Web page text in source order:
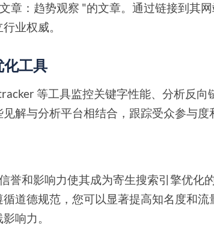
章：趋势观察 "的文章。通过链接到其
业权威。
化工具
等工具监控关键字性能、分析反
解与分析平台相结合，跟踪受众参与度
誉和影响力使其成为寄生搜索引擎优化
循道德规范，您可以显著提高知名度和
响力。